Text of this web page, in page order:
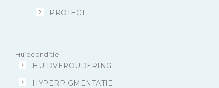
PROTECT
Huidconditie
HUIDVEROUDERING
HYPERPIGMENTATIE